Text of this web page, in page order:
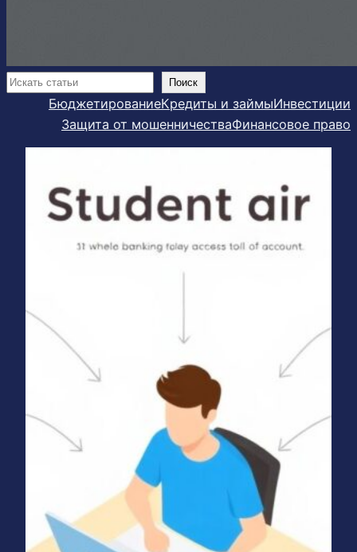
Поиск Поиск
БюджетированиеКредиты и займыИнвестиции
Защита от мошенничестваФинансовое право